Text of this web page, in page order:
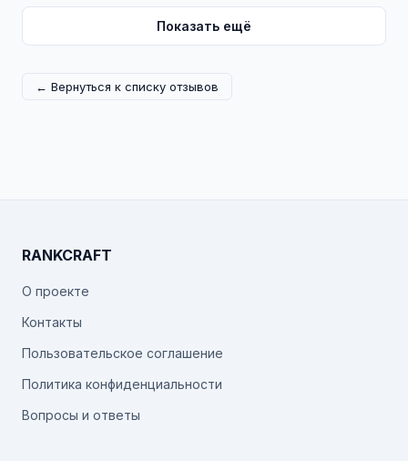
Показать ещё
← Вернуться к списку отзывов
RANKCRAFT
О проекте
Контакты
Пользовательское соглашение
Политика конфиденциальности
Вопросы и ответы